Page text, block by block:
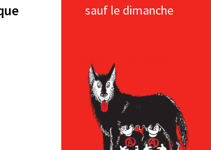
sauf le dimanche